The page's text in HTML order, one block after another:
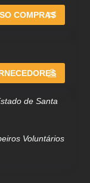
COMPRAS
de Santa
Voluntários